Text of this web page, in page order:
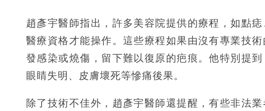
趙彥宇醫師指出，許多美容院提供的療程，如點
醫療資格才能操作。這些療程如果由沒有專業技
發感染或燒傷，留下難以復原的疤痕。他特別提
眼睛失明、皮膚壞死等慘痛後果。
除了技術不佳外，趙彥宇醫師還提醒，有些非法